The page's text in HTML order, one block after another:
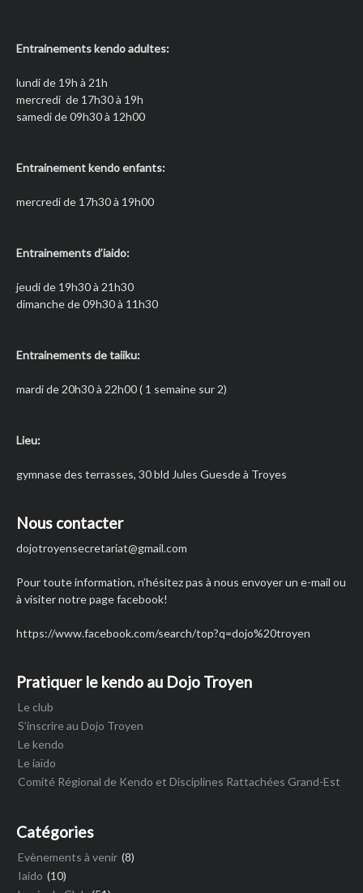
Entrainements kendo adultes:
lundi de 19h à 21h
mercredi de 17h30 à 19h
samedi de 09h30 à 12h00
Entrainement kendo enfants:
mercredi de 17h30 à 19h00
Entrainements d’iaido:
jeudi de 19h30 à 21h30
dimanche de 09h30 à 11h30
Entrainements de taiiku:
mardi de 20h30 à 22h00 ( 1 semaine sur 2)
Lieu:
gymnase des terrasses, 30 bld Jules Guesde à Troyes
Nous contacter
dojotroyensecretariat@gmail.com
Pour toute information, n’hésitez pas à nous envoyer un e-mail ou
à visiter notre page facebook!
https://www.facebook.com/search/top?q=dojo%20troyen
Pratiquer le kendo au Dojo Troyen
Le club
S’inscrire au Dojo Troyen
Le kendo
Le iaïdo
Comité Régional de Kendo et Disciplines Rattachées Grand-Est
Catégories
Evènements à venir (8)
Iaido (10)